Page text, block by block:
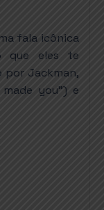
fala icônica
que eles te
por Jackman,
you”) e